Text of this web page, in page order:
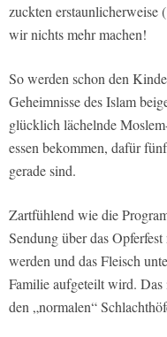
zuckten erstaunlicherweise
wir nichts mehr machen!
So werden schon den
Geheimnisse des Islam
glücklich lächelnde
essen bekommen, dafür
gerade sind.
Zartfühlend wie die
Sendung über das
werden und das Fleisch
Familie aufgeteilt wird.
den „normalen“